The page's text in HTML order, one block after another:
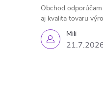
Mili
Obchod
aj kvalita tovaru